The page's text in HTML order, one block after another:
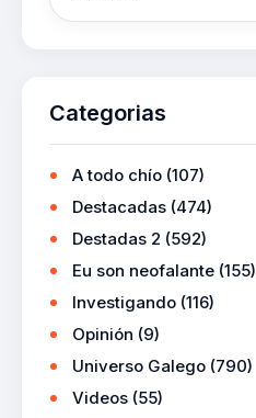
Categorias
A todo chío (107)
Destacadas (474)
Destadas 2 (592)
Eu son neofalante (155)
Investigando (116)
Opinión (9)
Universo Galego (790)
Videos (55)